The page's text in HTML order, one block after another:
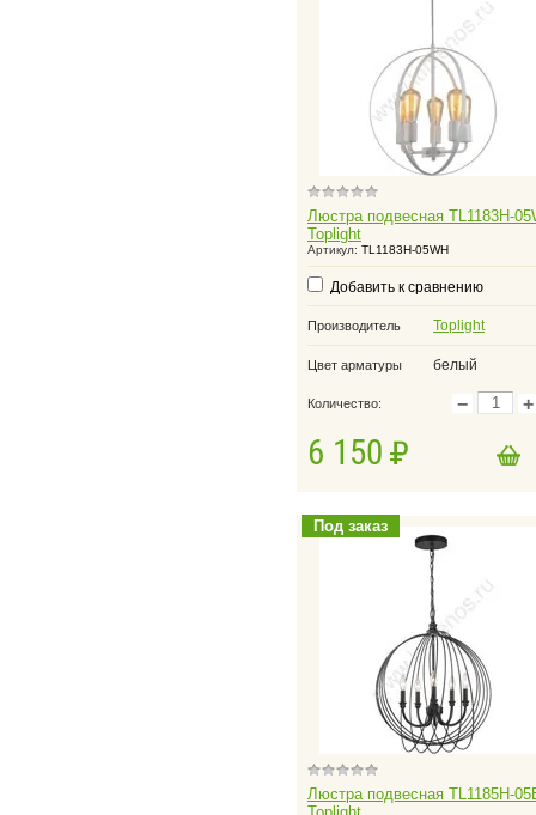
Люстра подвесная TL1183H-
Toplight
Артикул: TL1183H-05WH
Добавить к сравнению
Производитель Toplight
Цвет арматуры белый
Количество: − +
6 150
Добавить в корзину
Под заказ
Люстра подвесная TL1185H-